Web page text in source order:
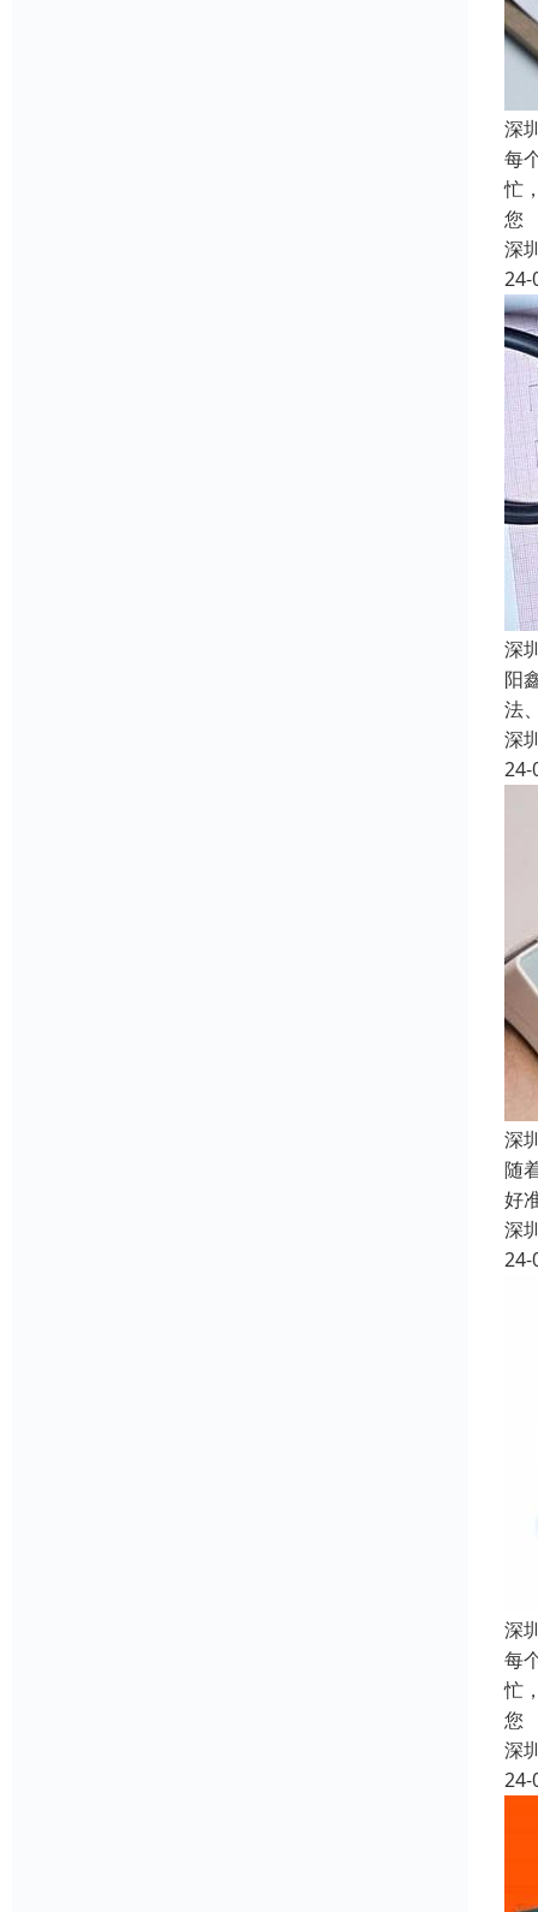
深
每
忙
您
深
24-
深
阳
法
深
24-
深
随
好
深
24-
深
每
忙
您
深
24-